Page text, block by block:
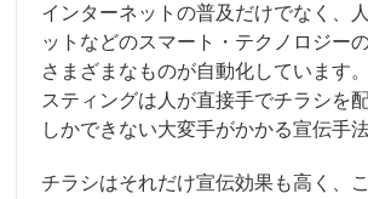
インターネットの普及だけでなく、
ットなどのスマート・テクノロジー
さまざまなものが自動化しています
スティングは人が直接手でチラシを
しかできない大変手がかかる宣伝手法
チラシはそれだけ宣伝効果も高く、